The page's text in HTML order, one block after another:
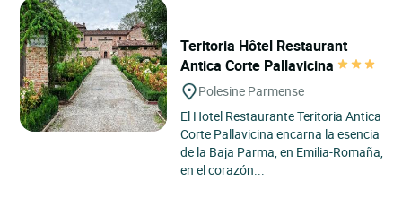
Teritoria Hôtel Restaurant
Antica Corte Pallavicina
Polesine Parmense
El Hotel Restaurante Teritoria Antica
Corte Pallavicina encarna la esencia
de la Baja Parma, en Emilia-Romaña,
en el corazón...